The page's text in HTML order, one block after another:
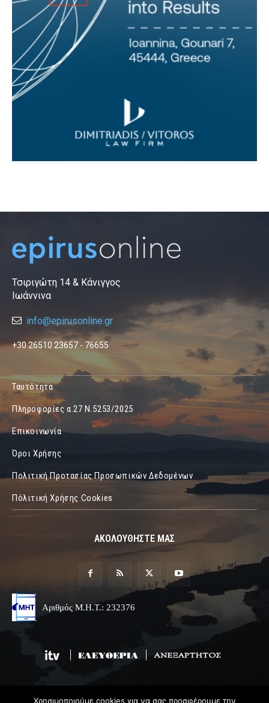
Τσιριγώτη 14 & Κάνιγγος
Ιωάννινα
info@epirusonline.gr
+30 26510 23657 - 76655
Ταυτότητα
Πληροφορίες α.27 Ν.5253/2025
Επικοινωνία
Όροι Χρήσης
Πολιτική Προτασίας Προσωπικών Δεδομένων
Πόλιτική Χρήσης Cookies
ΑΚΟΛΟΥΘΗΣΤΕ ΜΑΣ
Αριθμός Μ.Η.Τ.: 232376
Χρησιμοποιούμε cookies για να σας προσφέρουμε την